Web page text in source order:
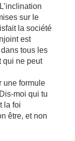
sur le
la société
est
tous les
qui ne peut
une formule
moi qui tu
la foi
être, et non